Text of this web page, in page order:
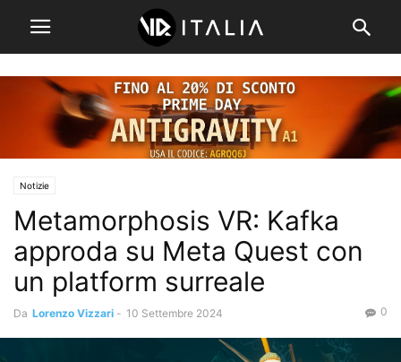
Notizie
Metamorphosis VR: Kafka
approda su Meta Quest con
un platform surreale
Da Lorenzo Vizzari - 10 Settembre 2024 0